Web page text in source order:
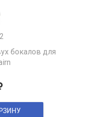
бокалов для